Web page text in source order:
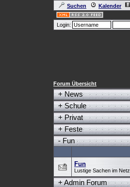
Suchen Kalender
Login:
Forum Übersicht
+ News
+ Schule
+ Privat
+ Feste
- Fun
Fun
Lustige Sachen im Netz
+Admin Forum